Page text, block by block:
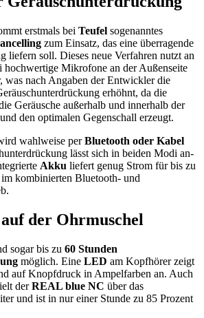
erstmals bei Teufel sogenanntes
zum Einsatz, das eine überragende
liefern soll. Dieses neue Verfahren nutzt an
hochwertige Mikrofone an der Außenseite
was nach Angaben der Entwickler die
erhöhnt, da die
Geräusche außerhalb und innerhalb der
den optimalen Gegenschall erzeugt.
wahlweise perBluetooth oder Kabel
lässt sich in beiden Modi an-
Akku liefert genug Strom für bis zu
kombinierten Bluetooth- und
der Ohrmuschel
sogar bis zu 60 Stunden
möglich. Eine LED am Kopfhörer zeigt
auf Knopfdruck in Ampelfarben an. Auch
derREAL blue NC über das
und ist in nur einer Stunde zu 85 Prozent